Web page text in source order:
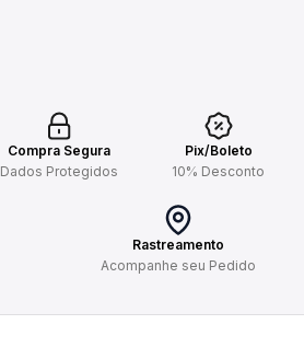
Compra Segura
Dados Protegidos
Pix/Boleto
10% Desconto
Rastreamento
Acompanhe seu Pedido